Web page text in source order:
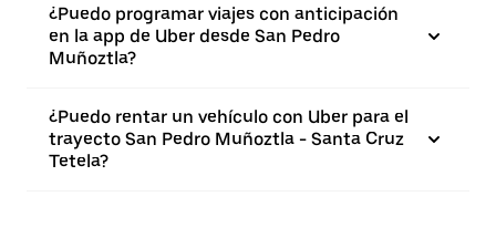
¿Puedo programar viajes con anticipación
en la app de Uber desde San Pedro
Muñoztla?
¿Puedo rentar un vehículo con Uber para el
trayecto San Pedro Muñoztla - Santa Cruz
Tetela?